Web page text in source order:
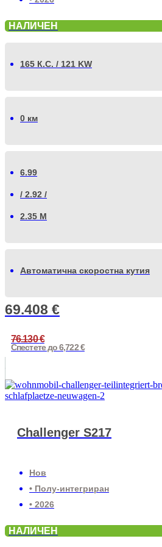
НАЛИЧЕН
165 К.С. / 121 KW
0 км
6.99
/ 2.92 /
2.35 М
Автоматична скоростна кутия
69.408 €
76.130€
Спестете до 6,722 €
Challenger S217
Нов
• Полу-интегриран
• 2026
НАЛИЧЕН